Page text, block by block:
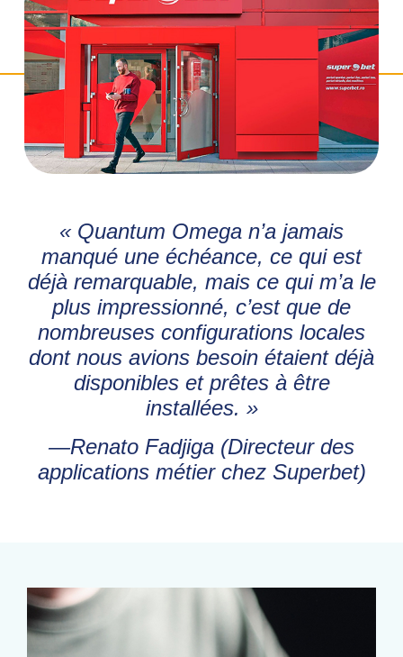
« Quantum Omega n’a jamais
manqué une échéance, ce qui est
déjà remarquable, mais ce qui m’a le
plus impressionné, c’est que de
nombreuses configurations locales
dont nous avions besoin étaient déjà
disponibles et prêtes à être
installées. »
—Renato Fadjiga (Directeur des
applications métier chez Superbet)